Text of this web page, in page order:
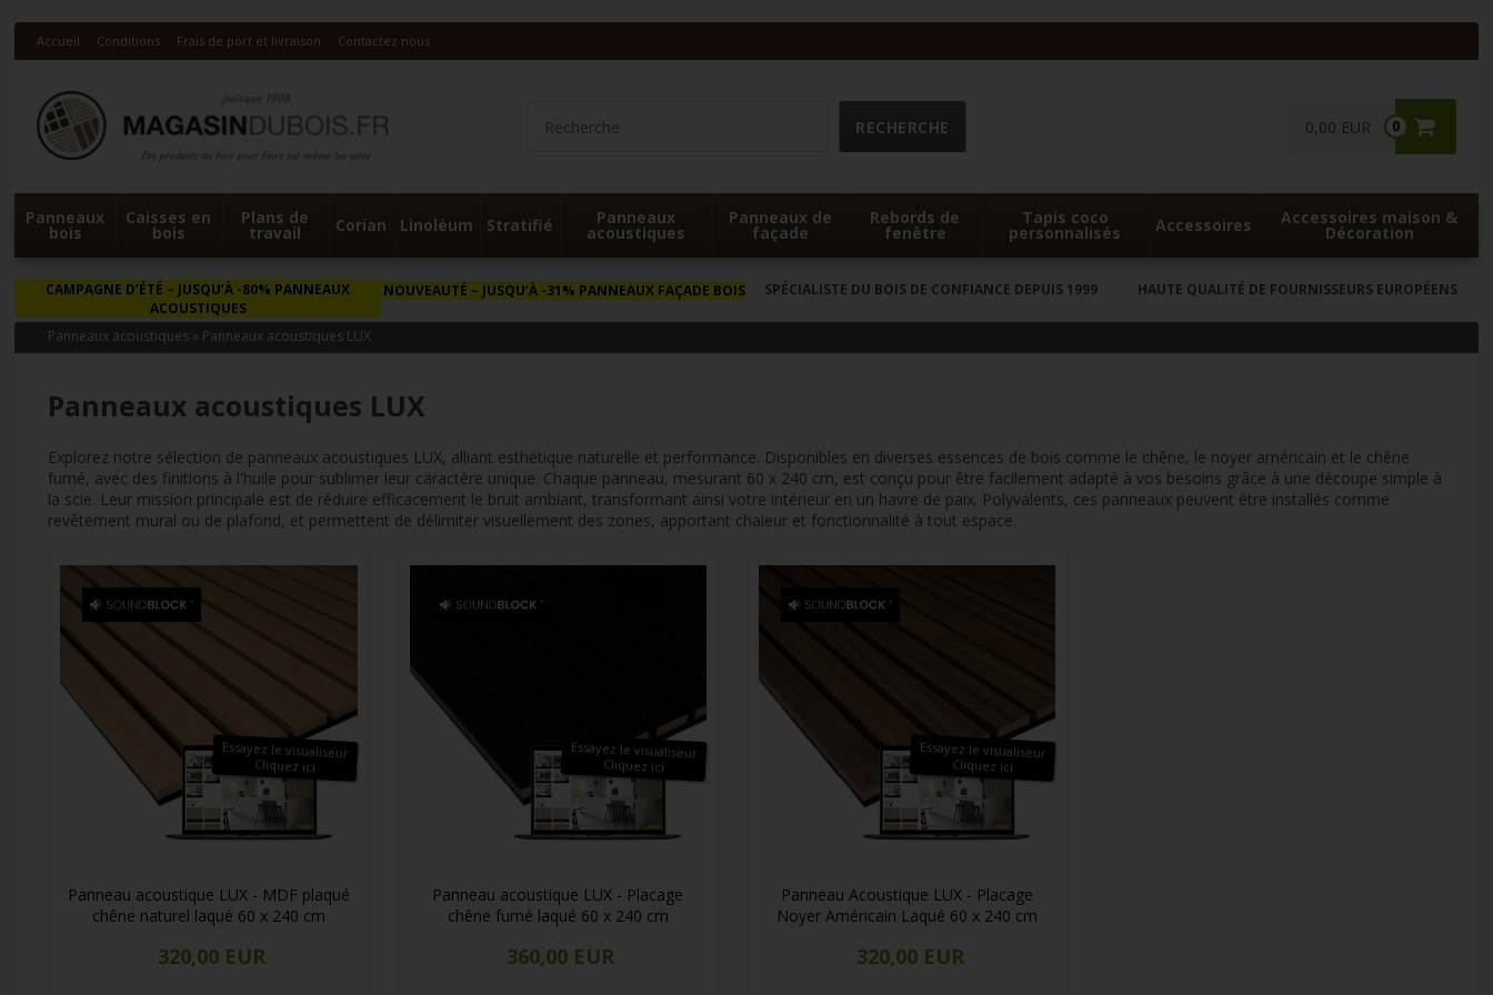
Accueil Conditions Frais de port et livraison Contactez nous
0
0,00 EUR
Panneaux
bois
Caisses en
bois
Plans de
travail Corian Linoléum Stratifié Panneaux
acoustiques
Panneaux de
façade
Rebords de
fenêtre
Tapis coco
personnalisés Accessoires Accessoires maison &
Décoration
CAMPAGNE D’ÉTÉ – JUSQU’À -80% PANNEAUX
ACOUSTIQUES
NOUVEAUTÉ – JUSQU’À -31% PANNEAUX FAÇADE BOIS SPÉCIALISTE DU BOIS DE CONFIANCE DEPUIS 1999 HAUTE QUALITÉ DE FOURNISSEURS EUROPÉENS
Panneaux acoustiques » Panneaux acoustiques LUX
Panneaux acoustiques LUX
Explorez notre sélection de panneaux acoustiques LUX, alliant esthétique naturelle et performance. Disponibles en diverses essences de bois comme le chêne, le noyer américain et le chêne
fumé, avec des finitions à l'huile pour sublimer leur caractère unique. Chaque panneau, mesurant 60 x 240 cm, est conçu pour être facilement adapté à vos besoins grâce à une découpe simple à
la scie. Leur mission principale est de réduire efficacement le bruit ambiant, transformant ainsi votre intérieur en un havre de paix. Polyvalents, ces panneaux peuvent être installés comme
revêtement mural ou de plafond, et permettent de délimiter visuellement des zones, apportant chaleur et fonctionnalité à tout espace.
Essayez le visualiseur
Cliquez ici
Panneau acoustique LUX - MDF plaqué
chêne naturel laqué 60 x 240 cm
Essayez le visualiseur
Cliquez ici
Panneau acoustique LUX - Placage
chêne fumé laqué 60 x 240 cm
Essayez le visualiseur
Cliquez ici
Panneau Acoustique LUX - Placage
Noyer Américain Laqué 60 x 240 cm